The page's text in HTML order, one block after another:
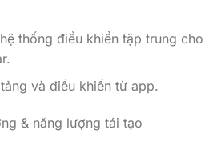
thống điều khiển tập trung cho
và điều khiển từ app.
& năng lượng tái tạo